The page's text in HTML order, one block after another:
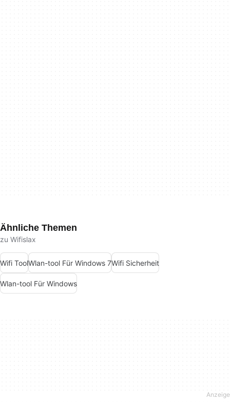
Ähnliche Themen
zu Wifislax
Wifi ToolWlan-tool Für Windows 7Wifi Sicherheit
Wlan-tool Für Windows